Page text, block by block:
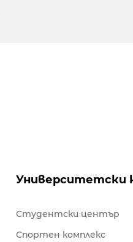
Университетски
Студентски център
Спортен комплекс